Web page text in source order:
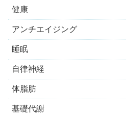
健康
アンチエイジング
睡眠
自律神経
体脂肪
基礎代謝